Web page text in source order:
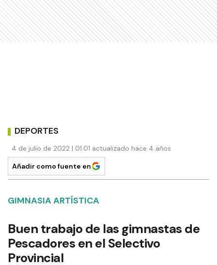
DEPORTES
4 de julio de 2022 | 01:01 actualizado hace 4 años
Añadir como fuente en
GIMNASIA ARTÍSTICA
Buen trabajo de las gimnastas de
Pescadores en el Selectivo
Provincial